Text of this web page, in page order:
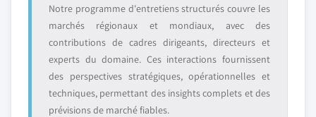
Notre programme d'entretiens structurés couvre les
marchés régionaux et mondiaux, avec des
contributions de cadres dirigeants, directeurs et
experts du domaine. Ces interactions fournissent
des perspectives stratégiques, opérationnelles et
techniques, permettant des insights complets et des
prévisions de marché fiables.